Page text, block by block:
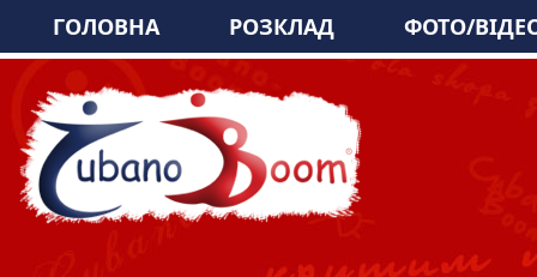
ГОЛОВНА РОЗКЛАД ФОТО/